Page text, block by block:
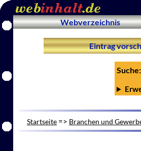
Webverzeichnis
Eintrag
Suche:
Startseite => Branchen und